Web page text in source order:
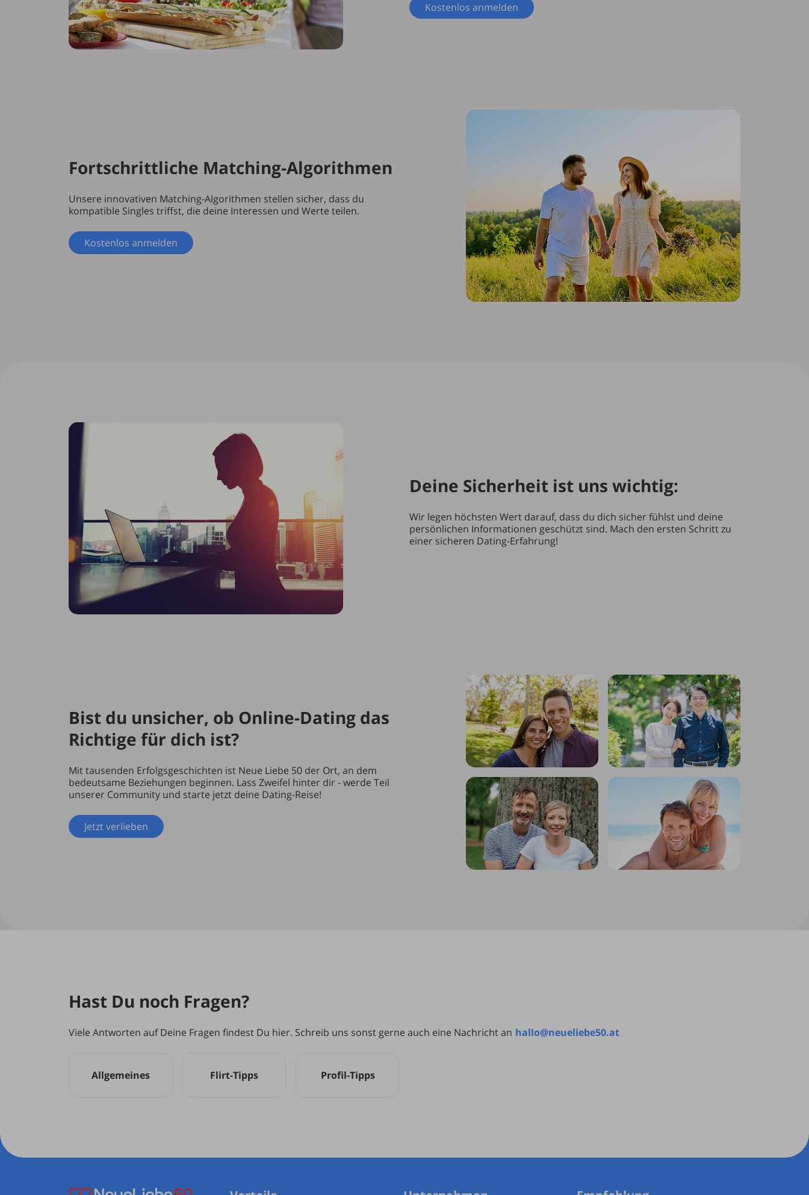
Kostenlos anmelden
Fortschrittliche Matching-Algorithmen
Unsere innovativen Matching-Algorithmen stellen sicher, dass du
kompatible Singles triffst, die deine Interessen und Werte teilen.
Kostenlos anmelden
Deine Sicherheit ist uns wichtig:
Wir legen höchsten Wert darauf, dass du dich sicher fühlst und deine
persönlichen Informationen geschützt sind. Mach den ersten Schritt zu
einer sicheren Dating-Erfahrung!
Bist du unsicher, ob Online-Dating das
Richtige für dich ist?
Mit tausenden Erfolgsgeschichten ist Neue Liebe 50 der Ort, an dem
bedeutsame Beziehungen beginnen. Lass Zweifel hinter dir - werde Teil
unserer Community und starte jetzt deine Dating-Reise!
Jetzt verlieben
Hast Du noch Fragen?
Viele Antworten auf Deine Fragen findest Du hier. Schreib uns sonst gerne auch eine Nachricht an hallo@neueliebe50.at
Allgemeines Flirt-Tipps Profil-Tipps